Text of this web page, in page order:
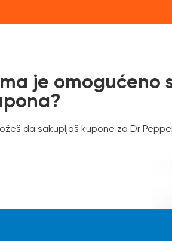
je omogućeno
da sakupljaš kupone za Dr